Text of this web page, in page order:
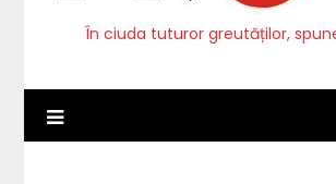
În ciuda tuturor greutăților,